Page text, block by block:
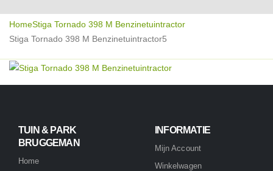
HomeStiga Tornado 398 M Benzinetuintractor
Stiga Tornado 398 M Benzinetuintractor5
TUIN & PARK
BRUGGEMAN
Home
INFORMATIE
Mijn Account
Winkelwagen